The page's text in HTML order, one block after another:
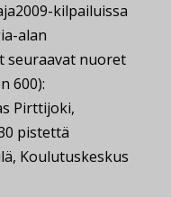
kilpailuissa
alan
seuraavat nuoret
600):
Pirttijoki,
pistettä
Koulutuskeskus